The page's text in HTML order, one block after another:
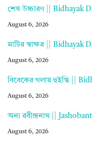
শেষ উচ্চারণ || Bidhayak
August 6, 2026
মাটির স্বাক্ষর || Bidhayak
August 6, 2026
বিবেকের গলায় হুইস্কি ||
August 6, 2026
অন্য রবীন্দ্রনাথ ||
August 6, 2026